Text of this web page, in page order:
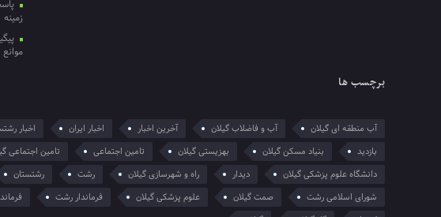
برچسب ها
آب منطقه ای گیلان آب و فاضلاب گیلان آخرین اخبار اخبار ایران اخبار
بازدید
بنیاد مسکن گیلان بهزیستی گیلان تامین اجتماعی تامین اجتماعی
دانشگاه علوم پزشکی گیلان
دیدار راه و شهرسازی گیلان رشت رشتستان
شورای اسلامی رشت
صمت گیلان علوم پزشکی گیلان فرماندار رشت